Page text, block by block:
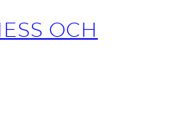
OCH